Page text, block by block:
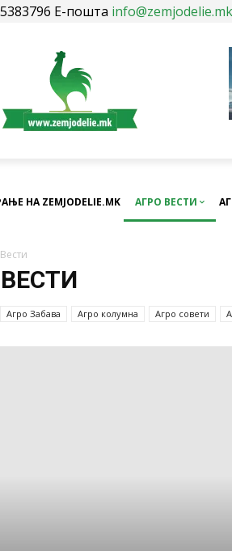
Е-пошта info@zemjodelie.mk
НА ZEMJODELIE.MK АГРО ВЕСТИ
Агро Забава Агро колумна Агро совети